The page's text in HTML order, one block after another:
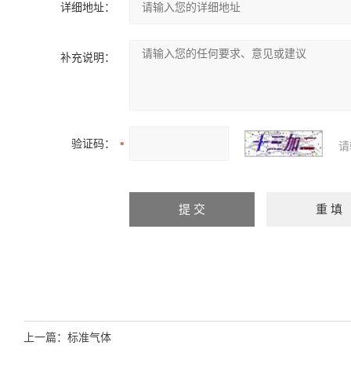
详细地址：
补充说明：
验证码：
上一篇： 标准气体